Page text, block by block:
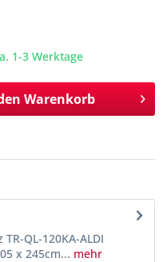
1-3 Werktage
Warenkorb
QL-120KA-ALDI
x 245cm... mehr